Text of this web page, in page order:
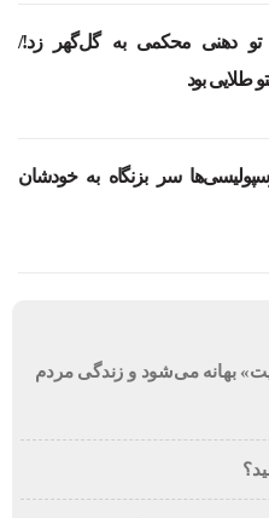
تو دهنی محکمی به گل‌گهر زد!/
طلایی بود
سر بزنگاه به خودشان
بهانه می‌شود و زندگی مردم